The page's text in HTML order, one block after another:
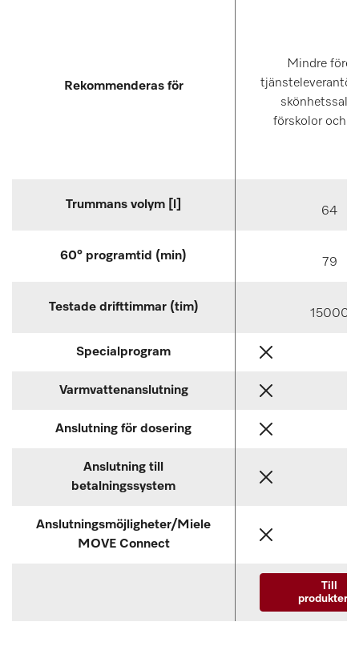
Rekommenderas för
Mindre
förskolor och
Trummans volym [l] 64
60° programtid (min) 79
Testade drifttimmar (tim) 15000
Specialprogram
Varmvattenanslutning
Anslutning för dosering
Anslutning till
betalningssystem
Anslutningsmöjligheter/Miele
MOVE Connect
Till